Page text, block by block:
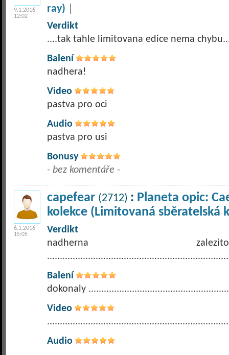
9.1.2016
12:02
ray)
Verdikt
....tak tahle limitovana edice nema
Balení
nadhera!
Video
pastva pro oci
Audio
pastva pro usi
Bonusy
- bez komentáře -
6.1.2016
15:05
capefear (2712) : Planeta opic:
kolekce (Limitovaná sběratelská
Verdikt
nadherna
Balení
dokonaly
Video
Audio